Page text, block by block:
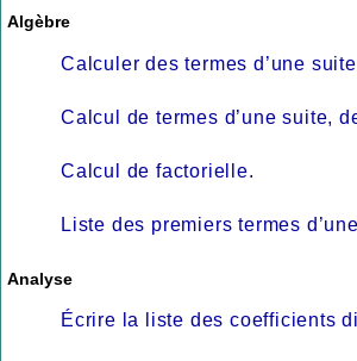
Algèbre
Calculer des termes d’une
Calcul de termes d’une suite,
Calcul de factorielle.
Liste des premiers termes
Analyse
Écrire la liste des coefficients